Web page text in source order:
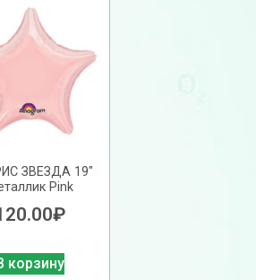
ЗВЕЗДА 19″
Pink
₽
корзину